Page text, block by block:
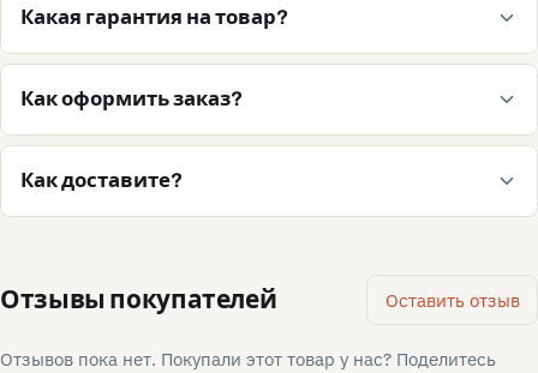
Какая гарантия на товар?
Как оформить заказ?
Как доставите?
Отзывы покупателей Оставить отзыв
Отзывов пока нет. Покупали этот товар у нас? Поделитесь